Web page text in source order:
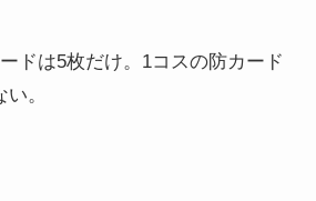
ドは5枚だけ。1コスの防カード
。